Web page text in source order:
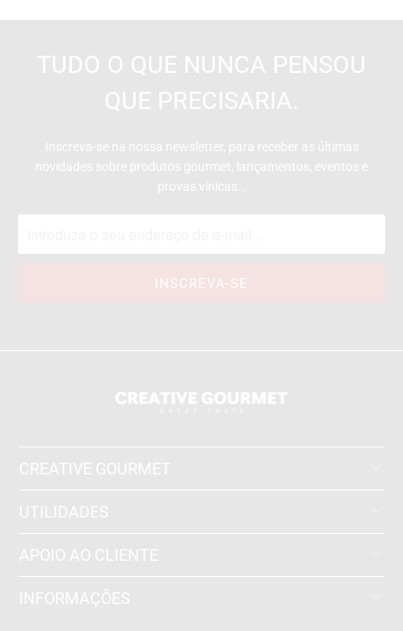
TUDO O QUE NUNCA PENSOU
QUE PRECISARIA.
Inscreva-se na nossa newsletter, para receber as últimas
novidades sobre produtos gourmet, lançamentos, eventos e
provas vínicas…
CREATIVE GOURMET
UTILIDADES
APOIO AO CLIENTE
INFORMAÇÕES